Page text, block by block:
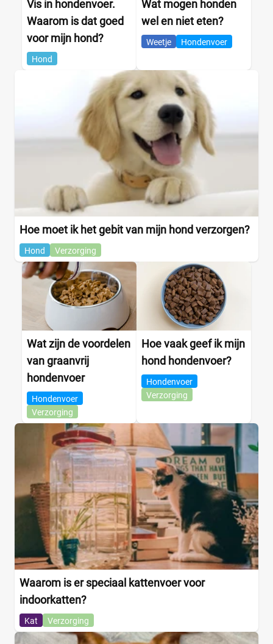
Vis in hondenvoer.
Waarom is dat goed
voor mijn hond?
Hond
Wat mogen honden
wel en niet eten?
Weetje Hondenvoer
Hoe moet ik het gebit van mijn hond verzorgen?
Hond Verzorging
Wat zijn de voordelen
van graanvrij
hondenvoer
Hondenvoer
Verzorging
Hoe vaak geef ik mijn
hond hondenvoer?
Hondenvoer
Verzorging
Waarom is er speciaal kattenvoer voor
indoorkatten?
Kat Verzorging